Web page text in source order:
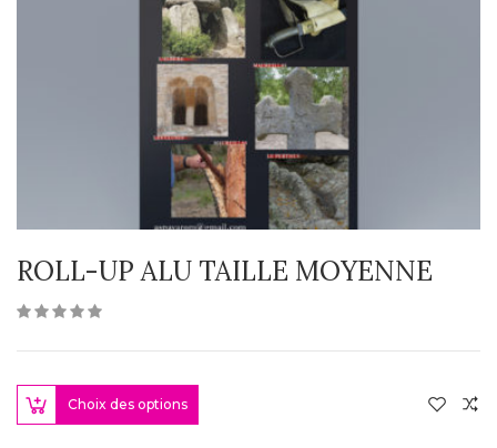
ROLL-UP ALU TAILLE MOYENNE
Choix des options